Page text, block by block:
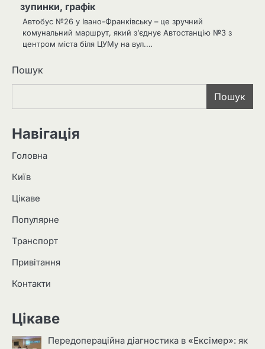
зупинки, графік
Автобус №26 у Івано-Франківську – це зручний
комунальний маршрут, який з’єднує Автостанцію №3 з
центром міста біля ЦУМу на вул.…
Пошук
Пошук
Навігація
Головна
Київ
Цікаве
Популярне
Транспорт
Привітання
Контакти
Цікаве
Передопераційна діагностика в «Ексімер»: як